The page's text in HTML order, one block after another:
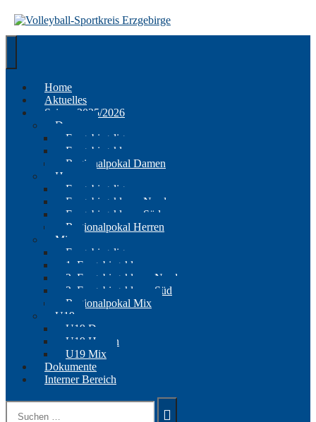
zum
Inhalt
Home
Aktuelles
Saison 2025/2026
Damen
Erzgebirgsliga
Erzgebirgsklasse
Regionalpokal Damen
Herren
Erzgebirgsliga
Erzgebirgsklasse Nord
Erzgebirgsklasse Süd
Regionalpokal Herren
Mix
Erzgebirgsliga
1. Erzgebirgsklasse
2. Erzgebirgsklasse Nord
2. Erzgebirgsklasse Süd
Regionalpokal Mix
U19
U19 Damen
U19 Herren
U19 Mix
Dokumente
Interner Bereich
Suchen
nach: